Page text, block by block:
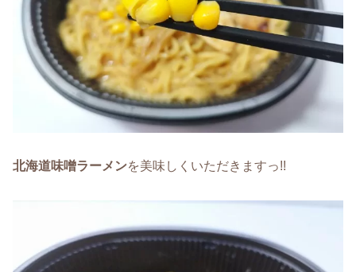
北海道味噌ラーメンを美味しくいただきますっ!!